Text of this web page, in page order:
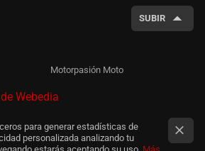
SUBIR
Motorpasión Moto
Webedia
para generar estadísticas de
personalizada analizando tu